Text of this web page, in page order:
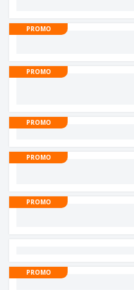
PROMO
PROMO
PROMO
PROMO
PROMO
PROMO